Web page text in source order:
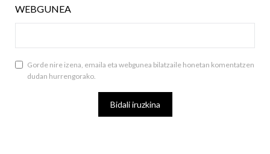
WEBGUNEA
Gorde nire izena, emaila eta webgunea bilatzaile honetan komentatzen
dudan hurrengorako.